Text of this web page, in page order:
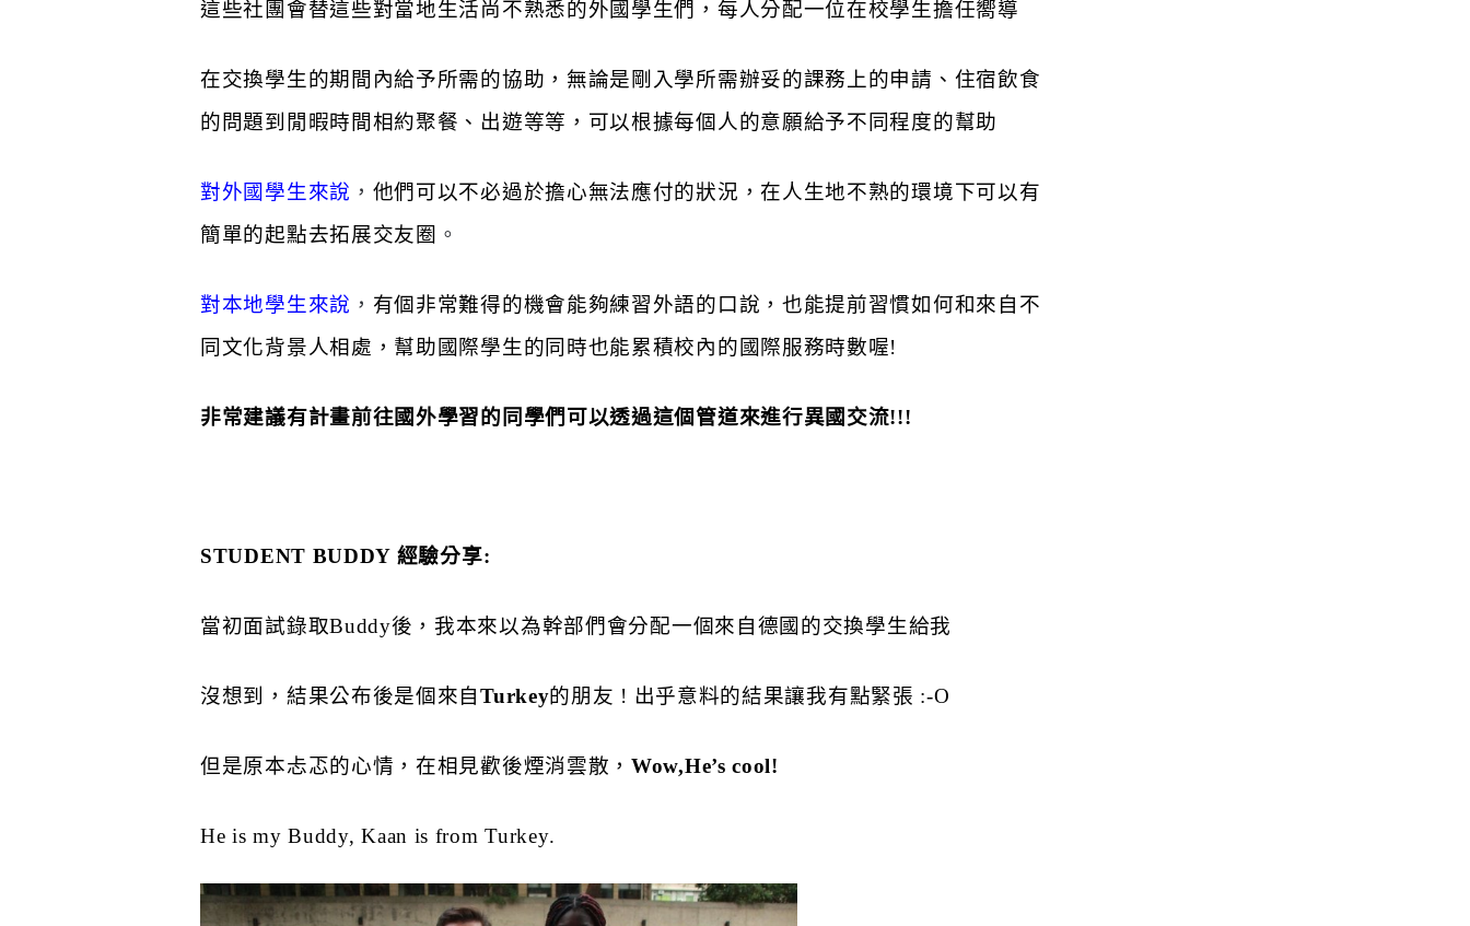
這些社團會替這些對當地生活尚不熟悉的外國學生們，每人分配一位在校學生擔任嚮導
在交換學生的期間內給予所需的協助，無論是剛入學所需辦妥的課務上的申請、住宿飲食
的問題到閒暇時間相約聚餐、出遊等等，可以根據每個人的意願給予不同程度的幫助
對外國學生來說 ， 他們可以不必過於擔心無法應付的狀況，在人生地不熟的環境下可以有
簡單的起點去拓展交友圈 。
對本地學生來說 ， 有個非常難得的機會能夠練習外語的口說，也能提前習慣如何和來自不
同文化背景人相處，幫助國際學生的同時也能累積校內的國際服務時數喔!
非常建議有計畫前往國外學習的同學們可以透過這個管道來進行異國交流!!!
STUDENT BUDDY 經驗分享:
當初面試錄取Buddy後，我本來以為幹部們會分配一個來自德國的交換學生給我
沒想到，結果公布後是個來自Turkey的朋友 ! 出乎意料的結果讓我有點緊張 :-O
但是原本忐忑的心情，在相見歡後煙消雲散， Wow,He’s cool!
He is my Buddy, Kaan is from Turkey.